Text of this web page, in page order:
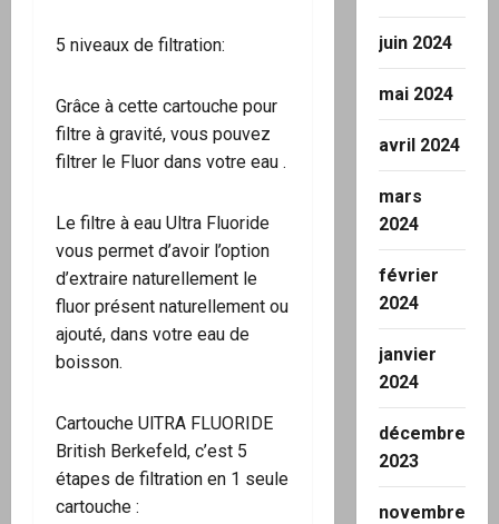
5 niveaux de filtration:
Grâce à cette cartouche pour
filtre à gravité, vous pouvez
filtrer le Fluor dans votre eau .
Le filtre à eau Ultra Fluoride
vous permet d’avoir l’option
d’extraire naturellement le
fluor présent naturellement ou
ajouté, dans votre eau de
boisson.
Cartouche UlTRA FLUORIDE
British Berkefeld, c’est 5
étapes de filtration en 1 seule
cartouche :
juin 2024
mai 2024
avril 2024
mars
2024
février
2024
janvier
2024
décembre
2023
novembre